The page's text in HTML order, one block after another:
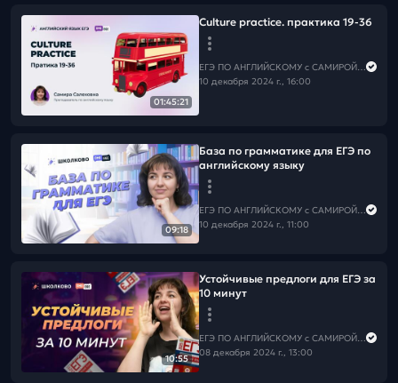
01:45:21
Culture practice. практика 19-36
ЕГЭ ПО АНГЛИЙСКОМУ с САМИРОЙ COOLешовой
10 декабря 2024 г., 16:00
09:18
База по грамматике для ЕГЭ по
английскому языку
ЕГЭ ПО АНГЛИЙСКОМУ с САМИРОЙ COOLешовой
10 декабря 2024 г., 11:00
10:55
Устойчивые предлоги для ЕГЭ за
10 минут
ЕГЭ ПО АНГЛИЙСКОМУ с САМИРОЙ COOLешовой
08 декабря 2024 г., 13:00